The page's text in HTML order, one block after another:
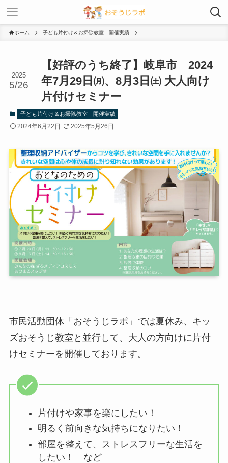
ホーム 子ども片付け＆お掃除教室 開催実績
【好評のうち終了】岐阜市 2024
年7月29日㈪、8月3日㈯ 大人向け
片付けセミナー
2025
5/26
子ども片付け＆お掃除教室 開催実績
2024年6月22日 2025年5月26日
市民活動団体「おそうじラポ」では夏休み、キッ
ズおそうじ教室と並行して、大人の方向けに片付
けセミナーを開催しております。
片付けや家事を楽にしたい！
明るく前向きな気持ちになりたい！
部屋を整えて、ストレスフリーな生活を
したい！ など